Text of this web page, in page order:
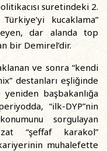
suretindeki 2.
kucaklama”
dar alanda top
bir Demirel’dir.
ve sonra “kendi
destanları eşliğinde
yeniden başbakanlığa
“ilk-DYP”nin
sorgulayan
“şeffaf karakol”
muhalefette